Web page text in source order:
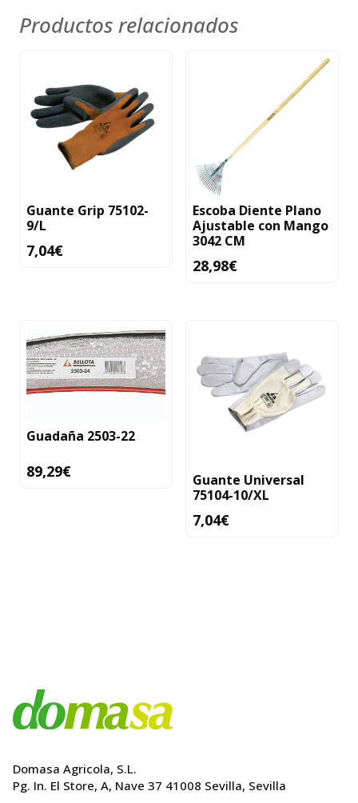
Productos relacionados
Guante Grip 75102-
9/L
7,04€
Escoba Diente Plano
Ajustable con Mango
3042 CM
28,98€
Guadaña 2503-22
89,29€
Guante Universal
75104-10/XL
7,04€
Domasa Agricola, S.L.
Pg. In. El Store, A, Nave 37 41008 Sevilla, Sevilla